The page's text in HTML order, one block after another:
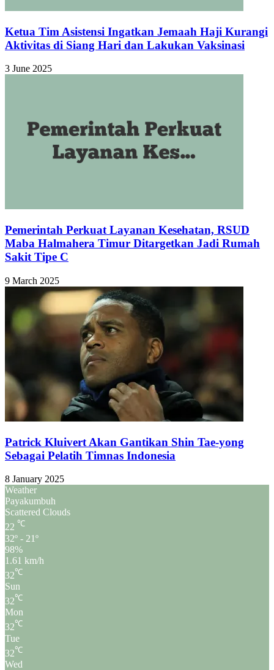
Ketua Tim Asistensi Ingatkan Jemaah Haji Kurangi
Aktivitas di Siang Hari dan Lakukan Vaksinasi
3 June 2025
Pemerintah Perkuat Layanan Kesehatan, RSUD
Maba Halmahera Timur Ditargetkan Jadi Rumah
Sakit Tipe C
9 March 2025
Patrick Kluivert Akan Gantikan Shin Tae-yong
Sebagai Pelatih Timnas Indonesia
8 January 2025
Weather
Payakumbuh
Scattered Clouds
22 ℃
32º - 21º
98%
1.61 km/h
32℃
Sun
32℃
Mon
32℃
Tue
32℃
Wed